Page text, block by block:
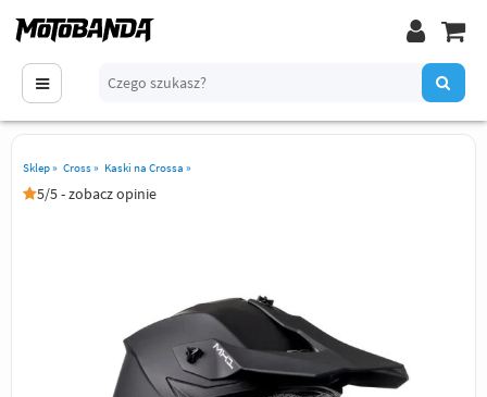
Sklep» Cross» Kaski na Crossa »
5/5 - zobacz opinie